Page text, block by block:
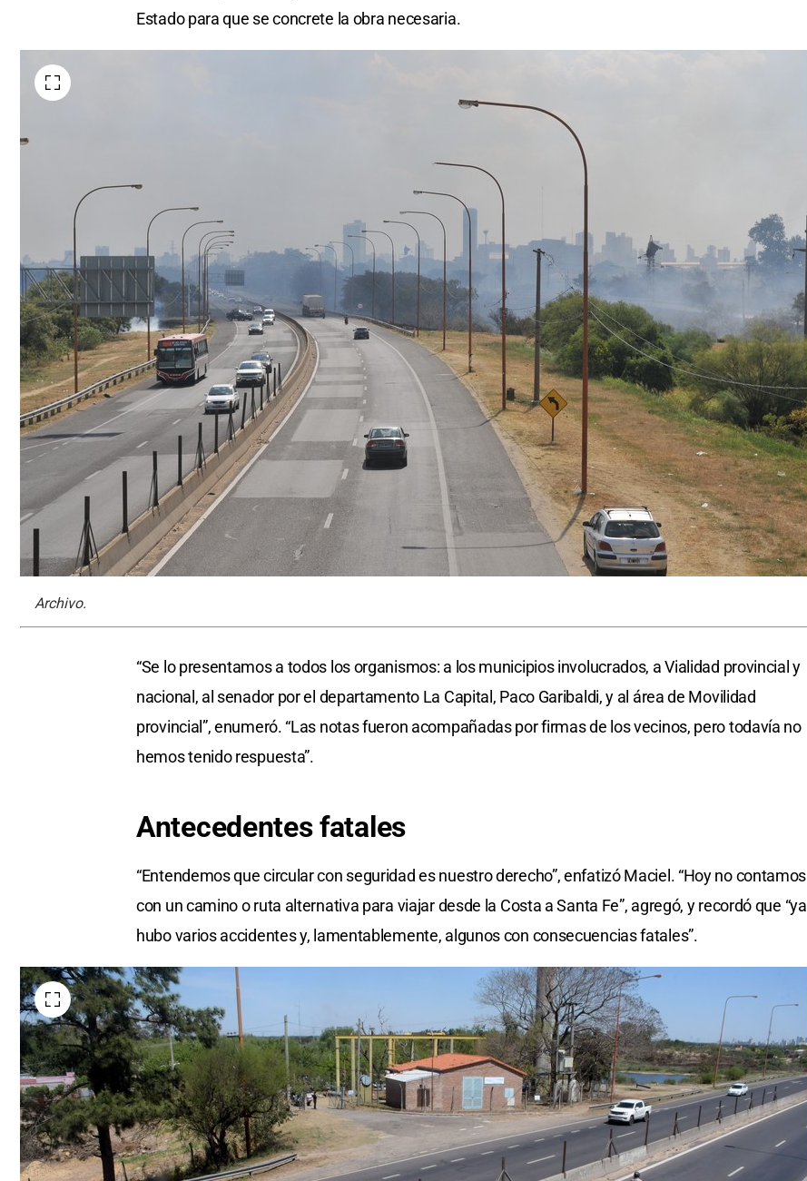
Estado para que se concrete la obra necesaria.
Archivo.
“Se lo presentamos a todos los organismos: a los municipios involucrados, a Vialidad provincial y
nacional, al senador por el departamento La Capital, Paco Garibaldi, y al área de Movilidad
provincial”, enumeró. “Las notas fueron acompañadas por firmas de los vecinos, pero todavía no
hemos tenido respuesta”.
Antecedentes fatales
“Entendemos que circular con seguridad es nuestro derecho”, enfatizó Maciel. “Hoy no contamos
con un camino o ruta alternativa para viajar desde la Costa a Santa Fe”, agregó, y recordó que “ya
hubo varios accidentes y, lamentablemente, algunos con consecuencias fatales”.